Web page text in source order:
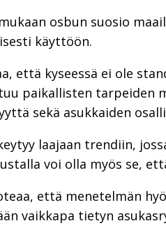
osbun suosio
käyttöön.
että kyseessä ei ole
paikallisten tarpeiden
sekä asukkaiden
laajaan trendiin,
voi olla myös se,
että menetelmän
vaikkapa tietyn